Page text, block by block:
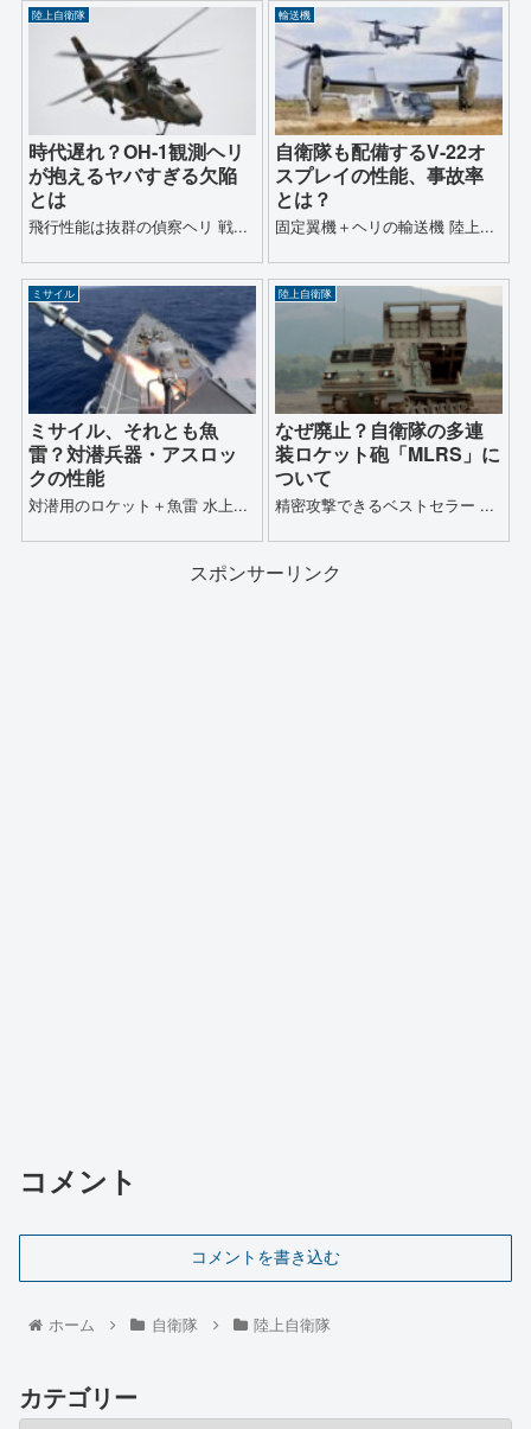
陸上自衛隊
時代遅れ？OH-1観測ヘリ
が抱えるヤバすぎる欠陥
とは
飛行性能は抜群の偵察ヘリ 戦...
輸送機
自衛隊も配備するV-22オ
スプレイの性能、事故率
とは？
固定翼機＋ヘリの輸送機 陸上...
ミサイル
ミサイル、それとも魚
雷？対潜兵器・アスロッ
クの性能
対潜用のロケット＋魚雷 水上...
陸上自衛隊
なぜ廃止？自衛隊の多連
装ロケット砲「MLRS」に
ついて
精密攻撃できるベストセラー ...
スポンサーリンク
コメント
コメントを書き込む
ホーム 自衛隊 陸上自衛隊
カテゴリー